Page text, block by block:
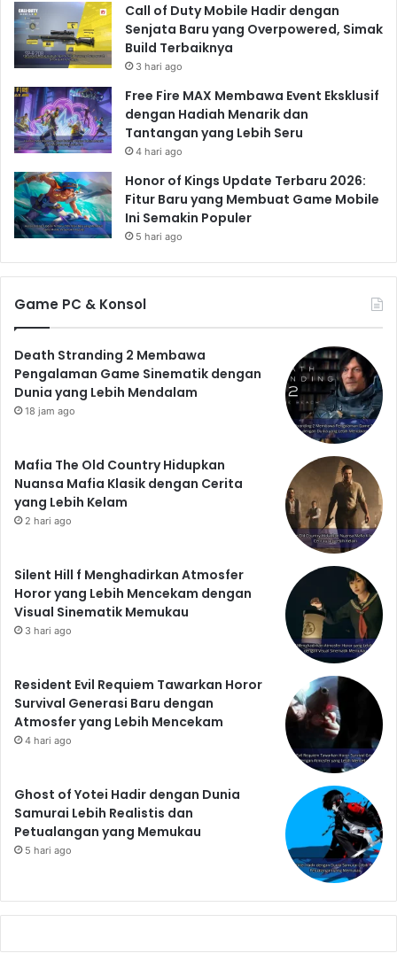
Call of Duty Mobile Hadir dengan
Senjata Baru yang Overpowered, Simak
Build Terbaiknya
3 hari ago
Free Fire MAX Membawa Event Eksklusif
dengan Hadiah Menarik dan
Tantangan yang Lebih Seru
4 hari ago
Honor of Kings Update Terbaru 2026:
Fitur Baru yang Membuat Game Mobile
Ini Semakin Populer
5 hari ago
Game PC & Konsol
Death Stranding 2 Membawa
Pengalaman Game Sinematik dengan
Dunia yang Lebih Mendalam
18 jam ago
Mafia The Old Country Hidupkan
Nuansa Mafia Klasik dengan Cerita
yang Lebih Kelam
2 hari ago
Silent Hill f Menghadirkan Atmosfer
Horor yang Lebih Mencekam dengan
Visual Sinematik Memukau
3 hari ago
Resident Evil Requiem Tawarkan Horor
Survival Generasi Baru dengan
Atmosfer yang Lebih Mencekam
4 hari ago
Ghost of Yotei Hadir dengan Dunia
Samurai Lebih Realistis dan
Petualangan yang Memukau
5 hari ago